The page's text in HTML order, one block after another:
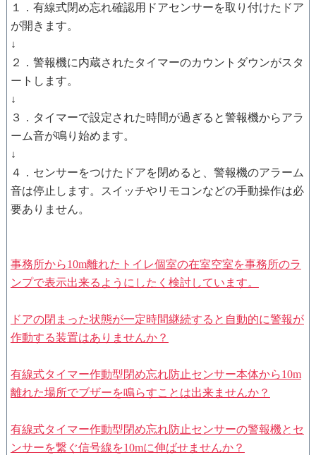
１．有線式閉め忘れ確認用ドアセンサーを取り付けたドア
が開きます。
↓
２．警報機に内蔵されたタイマーのカウントダウンがスタ
ートします。
↓
３．タイマーで設定された時間が過ぎると警報機からアラ
ーム音が鳴り始めます。
↓
４．センサーをつけたドアを閉めると、警報機のアラーム
音は停止します。スイッチやリモコンなどの手動操作は必
要ありません。
事務所から10m離れたトイレ個室の在室空室を事務所のラ
ンプで表示出来るようにしたく検討しています。
ドアの閉まった状態が一定時間継続すると自動的に警報が
作動する装置はありませんか？
有線式タイマー作動型閉め忘れ防止センサー本体から10m
離れた場所でブザーを鳴らすことは出来ませんか？
有線式タイマー作動型閉め忘れ防止センサーの警報機とセ
ンサーを繋ぐ信号線を10mに伸ばせませんか？